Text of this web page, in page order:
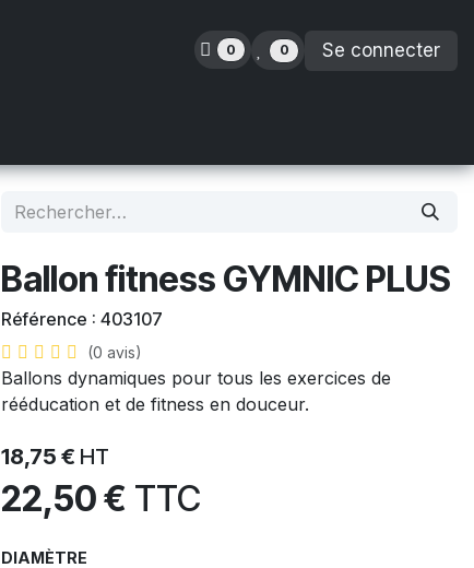
0 0 Se connecter
Ballon fitness GYMNIC PLUS
Référence : 403107
(0 avis)
Ballons dynamiques pour tous les exercices de
rééducation et de fitness en douceur.
18,75 € HT
22,50€ TTC
DIAMÈTRE